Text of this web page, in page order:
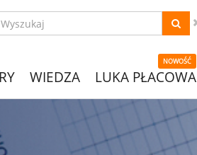
WIEDZA
NOWOŚĆ
LUKA PŁACOWA